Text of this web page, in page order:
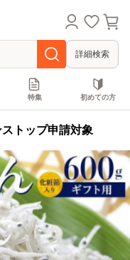
詳細検索
特集 初めての方
トップ申請対象